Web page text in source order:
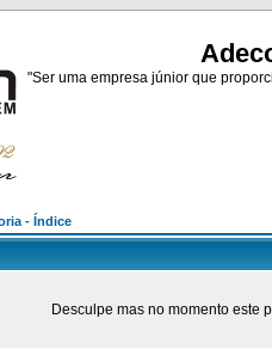
"Ser uma empresa júnior que
- Índice
Desculpe mas no momento este